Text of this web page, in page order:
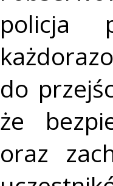
policja
do
że
oraz